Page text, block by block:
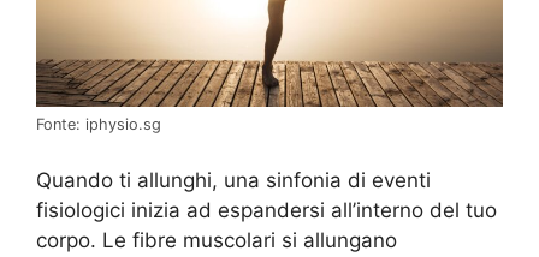
Fonte: iphysio.sg
Quando ti allunghi, una sinfonia di eventi
fisiologici inizia ad espandersi all’interno del tuo
corpo. Le fibre muscolari si allungano